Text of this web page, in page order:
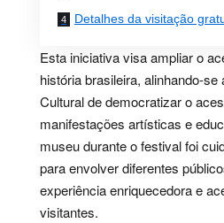
Detalhes da visitação
Esta iniciativa visa ampliar o
história brasileira, alinhando-
Cultural de democratizar o
manifestações artísticas e
museu durante o festival foi
para envolver diferentes
experiência enriquecedora e
visitantes.